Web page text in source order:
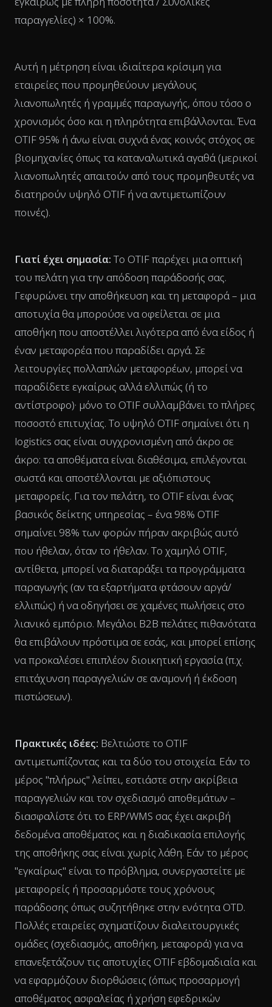
παραγγελίες) × 100%.
Αυτή η μέτρηση είναι ιδιαίτερα κρίσιμη για
εταιρείες που προμηθεύουν μεγάλους
λιανοπωλητές ή γραμμές παραγωγής, όπου τόσο ο
χρονισμός όσο και η πληρότητα επιβάλλονται. Ένα
OTIF 95% ή άνω είναι συχνά ένας κοινός στόχος σε
βιομηχανίες όπως τα καταναλωτικά αγαθά (μερικοί
λιανοπωλητές απαιτούν από τους προμηθευτές να
διατηρούν υψηλό OTIF ή να αντιμετωπίζουν
ποινές).
Γιατί έχει σημασία: Το OTIF παρέχει μια οπτική
του πελάτη για την απόδοση παράδοσής σας.
Γεφυρώνει την αποθήκευση και τη μεταφορά – μια
αποτυχία θα μπορούσε να οφείλεται σε μια
αποθήκη που αποστέλλει λιγότερα από ένα είδος ή
έναν μεταφορέα που παραδίδει αργά. Σε
λειτουργίες πολλαπλών μεταφορέων, μπορεί να
παραδίδετε εγκαίρως αλλά ελλιπώς (ή το
αντίστροφο)· μόνο το OTIF συλλαμβάνει το πλήρες
ποσοστό επιτυχίας. Το υψηλό OTIF σημαίνει ότι η
logistics σας είναι συγχρονισμένη από άκρο σε
άκρο: τα αποθέματα είναι διαθέσιμα, επιλέγονται
σωστά και αποστέλλονται με αξιόπιστους
μεταφορείς. Για τον πελάτη, το OTIF είναι ένας
βασικός δείκτης υπηρεσίας – ένα 98% OTIF
σημαίνει 98% των φορών πήραν ακριβώς αυτό
που ήθελαν, όταν το ήθελαν. Το χαμηλό OTIF,
αντίθετα, μπορεί να διαταράξει τα προγράμματα
παραγωγής (αν τα εξαρτήματα φτάσουν αργά/
ελλιπώς) ή να οδηγήσει σε χαμένες πωλήσεις στο
λιανικό εμπόριο. Μεγάλοι B2B πελάτες πιθανότατα
θα επιβάλουν πρόστιμα σε εσάς, και μπορεί επίσης
να προκαλέσει επιπλέον διοικητική εργασία (π.χ.
επιτάχυνση παραγγελιών σε αναμονή ή έκδοση
πιστώσεων).
Πρακτικές ιδέες: Βελτιώστε το OTIF
αντιμετωπίζοντας και τα δύο του στοιχεία. Εάν το
μέρος "πλήρως" λείπει, εστιάστε στην ακρίβεια
παραγγελιών και τον σχεδιασμό αποθεμάτων –
διασφαλίστε ότι το ERP/WMS σας έχει ακριβή
δεδομένα αποθέματος και η διαδικασία επιλογής
της αποθήκης σας είναι χωρίς λάθη. Εάν το μέρος
"εγκαίρως" είναι το πρόβλημα, συνεργαστείτε με
μεταφορείς ή προσαρμόστε τους χρόνους
παράδοσης όπως συζητήθηκε στην ενότητα OTD.
Πολλές εταιρείες σχηματίζουν διαλειτουργικές
ομάδες (σχεδιασμός, αποθήκη, μεταφορά) για να
επανεξετάζουν τις αποτυχίες OTIF εβδομαδιαία και
να εφαρμόζουν διορθώσεις (όπως προσαρμογή
αποθέματος ασφαλείας ή χρήση εφεδρικών